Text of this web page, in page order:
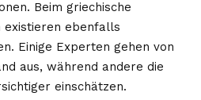
Beim griechische
existieren ebenfalls
Einige Experten gehen von
aus, während andere die
einschätzen.